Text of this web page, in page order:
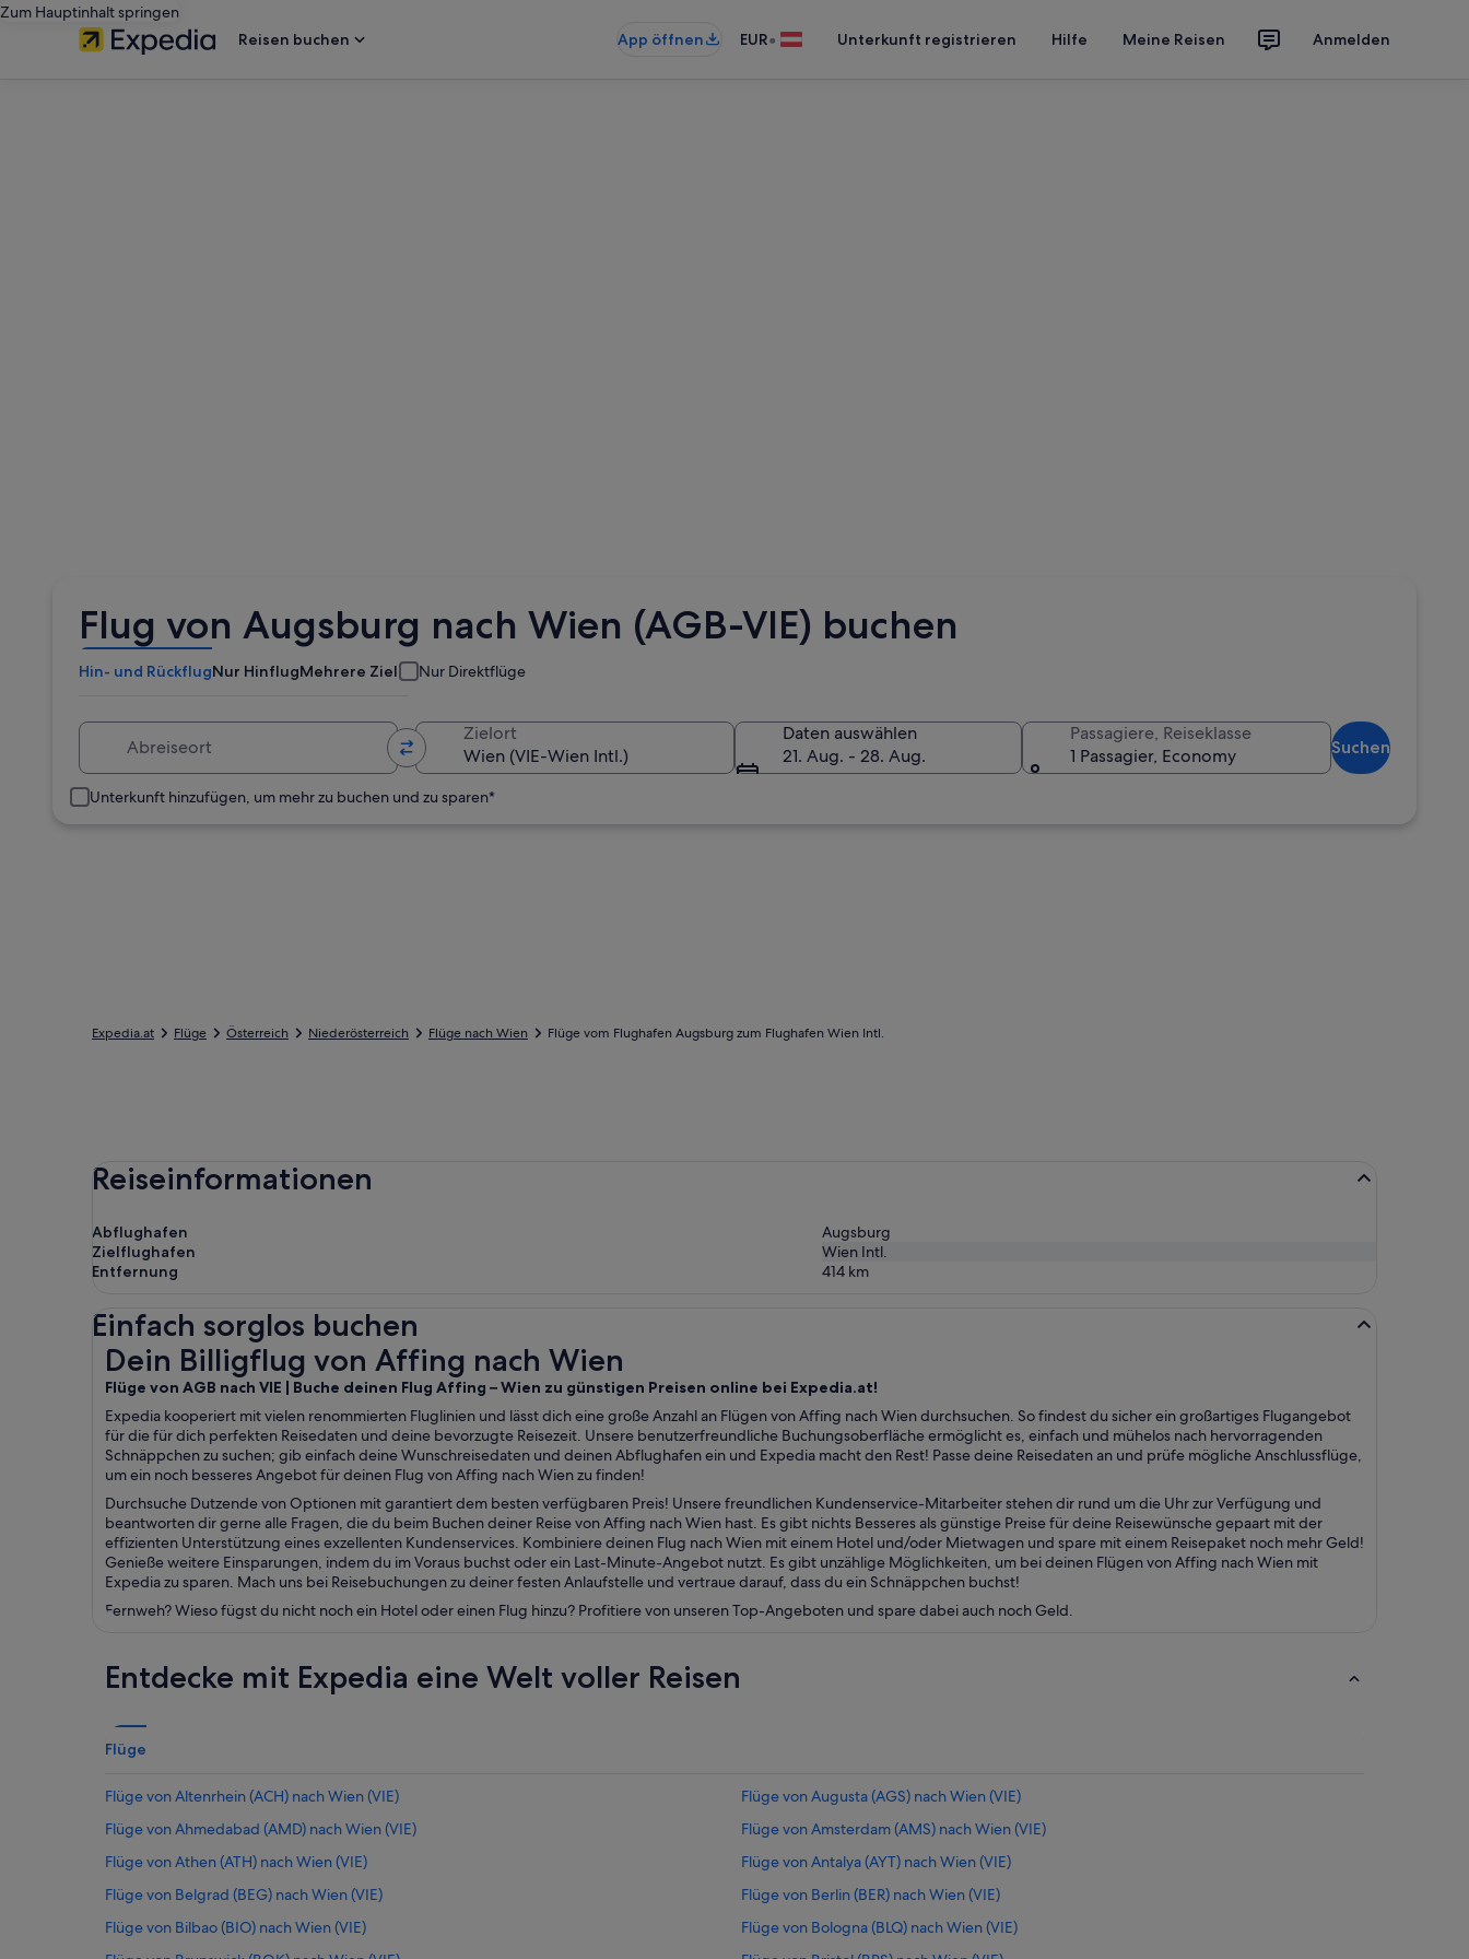
Zum Hauptinhalt springen
Reisen buchen
App öffnen EUR• Unterkunft registrieren Hilfe Meine Reisen Anmelden
Flug von Augsburg nach Wien (AGB-VIE) buchen
Hin- und RückflugNur HinflugMehrere Ziele Nur Direktflüge
Zielort
Daten auswählen
21. Aug. - 28. Aug.
Passagiere, Reiseklasse
1 Passagier, Economy
Suchen
Unterkunft hinzufügen, um mehr zu buchen und zu sparen*
Expedia.at Flüge Österreich Niederösterreich Flüge nach Wien Flüge vom Flughafen Augsburg zum Flughafen Wien Intl.
Reiseinformationen
Abflughafen
Augsburg
Zielflughafen
Wien Intl.
Entfernung
414 km
Einfach sorglos buchen
Dein Billigflug von Affing nach Wien
Flüge von AGB nach VIE | Buche deinen Flug Affing – Wien zu günstigen Preisen online bei Expedia.at!
Expedia kooperiert mit vielen renommierten Fluglinien und lässt dich eine große Anzahl an Flügen von Affing nach Wien durchsuchen. So findest du sicher ein großartiges Flugangebot
für die für dich perfekten Reisedaten und deine bevorzugte Reisezeit. Unsere benutzerfreundliche Buchungsoberfläche ermöglicht es, einfach und mühelos nach hervorragenden
Schnäppchen zu suchen; gib einfach deine Wunschreisedaten und deinen Abflughafen ein und Expedia macht den Rest! Passe deine Reisedaten an und prüfe mögliche Anschlussflüge,
um ein noch besseres Angebot für deinen Flug von Affing nach Wien zu finden!
Durchsuche Dutzende von Optionen mit garantiert dem besten verfügbaren Preis! Unsere freundlichen Kundenservice-Mitarbeiter stehen dir rund um die Uhr zur Verfügung und
beantworten dir gerne alle Fragen, die du beim Buchen deiner Reise von Affing nach Wien hast. Es gibt nichts Besseres als günstige Preise für deine Reisewünsche gepaart mit der
effizienten Unterstützung eines exzellenten Kundenservices. Kombiniere deinen Flug nach Wien mit einem Hotel und/oder Mietwagen und spare mit einem Reisepaket noch mehr Geld!
Genieße weitere Einsparungen, indem du im Voraus buchst oder ein Last-Minute-Angebot nutzt. Es gibt unzählige Möglichkeiten, um bei deinen Flügen von Affing nach Wien mit
Expedia zu sparen. Mach uns bei Reisebuchungen zu deiner festen Anlaufstelle und vertraue darauf, dass du ein Schnäppchen buchst!
Fernweh? Wieso fügst du nicht noch ein Hotel oder einen Flug hinzu? Profitiere von unseren Top-Angeboten und spare dabei auch noch Geld.
Dein Billigflug von Affing nach Wien
Entdecke mit Expedia eine Welt voller Reisen
Flüge
Flüge von Altenrhein (ACH) nach Wien (VIE)
Flüge von Augusta (AGS) nach Wien (VIE)
Flüge von Ahmedabad (AMD) nach Wien (VIE)
Flüge von Amsterdam (AMS) nach Wien (VIE)
Flüge von Athen (ATH) nach Wien (VIE)
Flüge von Antalya (AYT) nach Wien (VIE)
Flüge von Belgrad (BEG) nach Wien (VIE)
Flüge von Berlin (BER) nach Wien (VIE)
Flüge von Bilbao (BIO) nach Wien (VIE)
Flüge von Bologna (BLQ) nach Wien (VIE)